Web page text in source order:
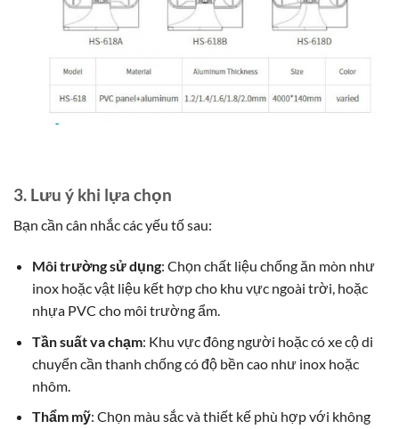
3. Lưu ý khi lựa chọn
Bạn cần cân nhắc các yếu tố sau:
Môi trường sử dụng: Chọn chất liệu chống ăn mòn như
inox hoặc vật liệu kết hợp cho khu vực ngoài trời, hoặc
nhựa PVC cho môi trường ẩm.
Tần suất va chạm: Khu vực đông người hoặc có xe cộ di
chuyển cần thanh chống có độ bền cao như inox hoặc
nhôm.
Thẩm mỹ: Chọn màu sắc và thiết kế phù hợp với không